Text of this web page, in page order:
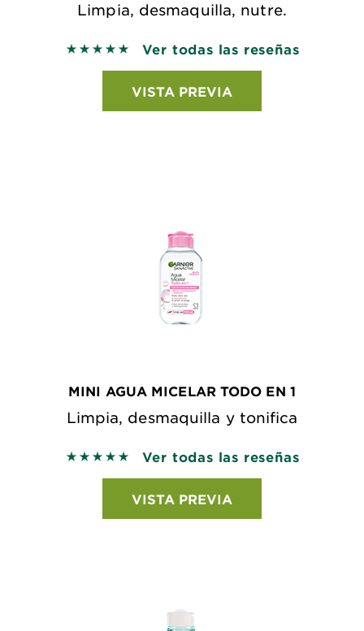
Limpia, desmaquilla, nutre.
5 out of 5 stars based on reviews
Ver todas las reseñas
VISTA PREVIA
MINI AGUA MICELAR TODO EN 1
Limpia, desmaquilla y tonifica
5 out of 5 stars based on reviews
Ver todas las reseñas
VISTA PREVIA